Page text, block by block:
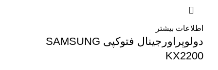
اطلاعات بیشتر
دولوپراورجینال فتوکپی SAMSUNG
KX2200